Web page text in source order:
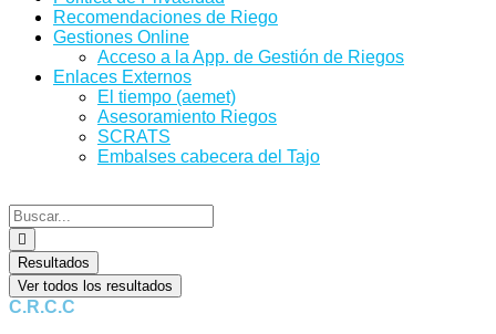
Recomendaciones de Riego
Gestiones Online
Acceso a la App. de Gestión de Riegos
Enlaces Externos
El tiempo (aemet)
Asesoramiento Riegos
SCRATS
Embalses cabecera del Tajo
Search
...
Resultados
Ver todos los resultados
C.R.C.C